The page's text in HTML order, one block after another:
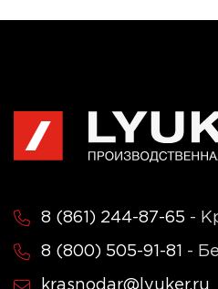
8 (861) 244-87-65 -
8 (800) 505-91-81 -
krasnodar@lyuker.ru